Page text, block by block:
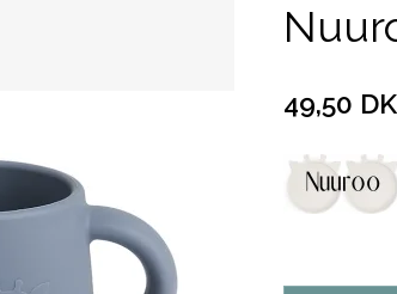
49,50